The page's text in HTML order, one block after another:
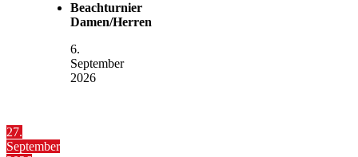
Beachturnier
Damen/Herren
6.
September
2026
27.
September